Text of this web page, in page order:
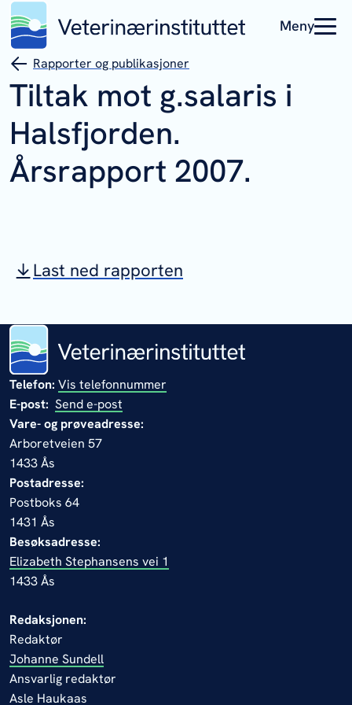
Meny
Rapporter og publikasjoner
Tiltak mot g.salaris i
Halsfjorden.
Årsrapport 2007.
Last ned rapporten
Telefon: Vis telefonnummer
E-post: Send e-post
Vare- og prøveadresse:
Arboretveien 57
1433 Ås
Postadresse:
Postboks 64
1431 Ås
Besøksadresse:
Elizabeth Stephansens vei 1
1433 Ås
Redaksjonen:
Redaktør
Johanne Sundell
Ansvarlig redaktør
Asle Haukaas